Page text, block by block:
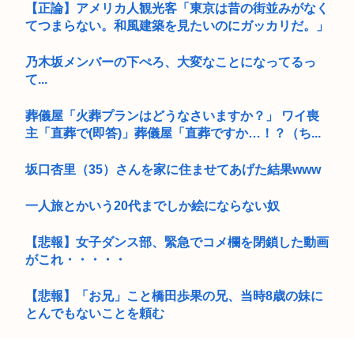
【正論】アメリカ人観光客「東京は昔の街並みがなく
てつまらない。和風建築を見たいのにガッカリだ。」
乃木坂メンバーの下ぺろ、大変なことになってるっ
て...
葬儀屋「火葬プランはどうなさいますか？」 ワイ喪
主「直葬で(即答)」葬儀屋「直葬ですか…！？（ち...
坂口杏里（35）さんを家に住ませてあげた結果www
一人旅とかいう20代までしか絵にならない奴
【悲報】女子ダンス部、緊急でコメ欄を閉鎖した動画
がこれ・・・・・
【悲報】「お兄」こと橋田歩果の兄、当時8歳の妹に
とんでもないことを頼む